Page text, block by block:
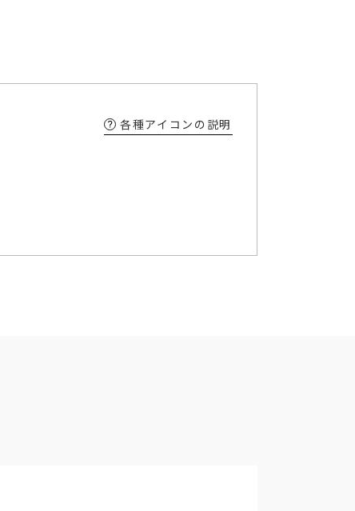
各種アイコンの説明